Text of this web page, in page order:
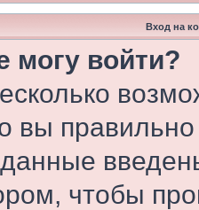
Вход на
могу войти?
вы
чтобы